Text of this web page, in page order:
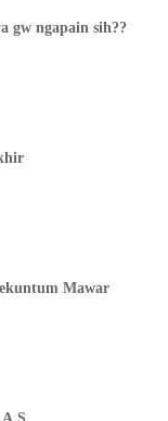
gw ngapain sih??
Mawar